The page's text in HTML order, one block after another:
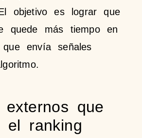
objetivo es lograr que
quede más tiempo en
envía señales
externos que
el ranking